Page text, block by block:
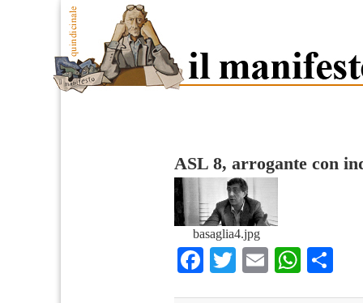
ASL 8, arrogante con
basaglia4.jpg
Facebook
TwitterEmail